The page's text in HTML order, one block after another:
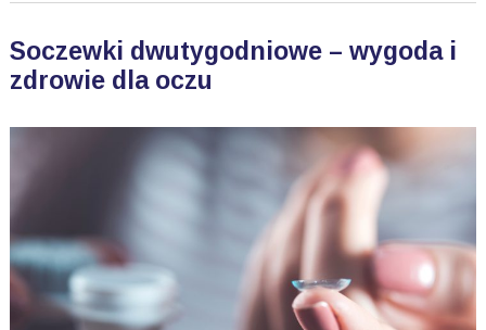
Soczewki dwutygodniowe – wygoda i
zdrowie dla oczu